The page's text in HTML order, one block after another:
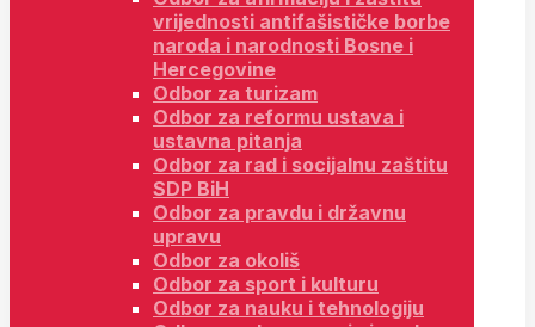
vrijednosti antifašističke borbe
naroda i narodnosti Bosne i
Hercegovine
Odbor za turizam
Odbor za reformu ustava i
ustavna pitanja
Odbor za rad i socijalnu zaštitu
SDP BiH
Odbor za pravdu i državnu
upravu
Odbor za okoliš
Odbor za sport i kulturu
Odbor za nauku i tehnologiju